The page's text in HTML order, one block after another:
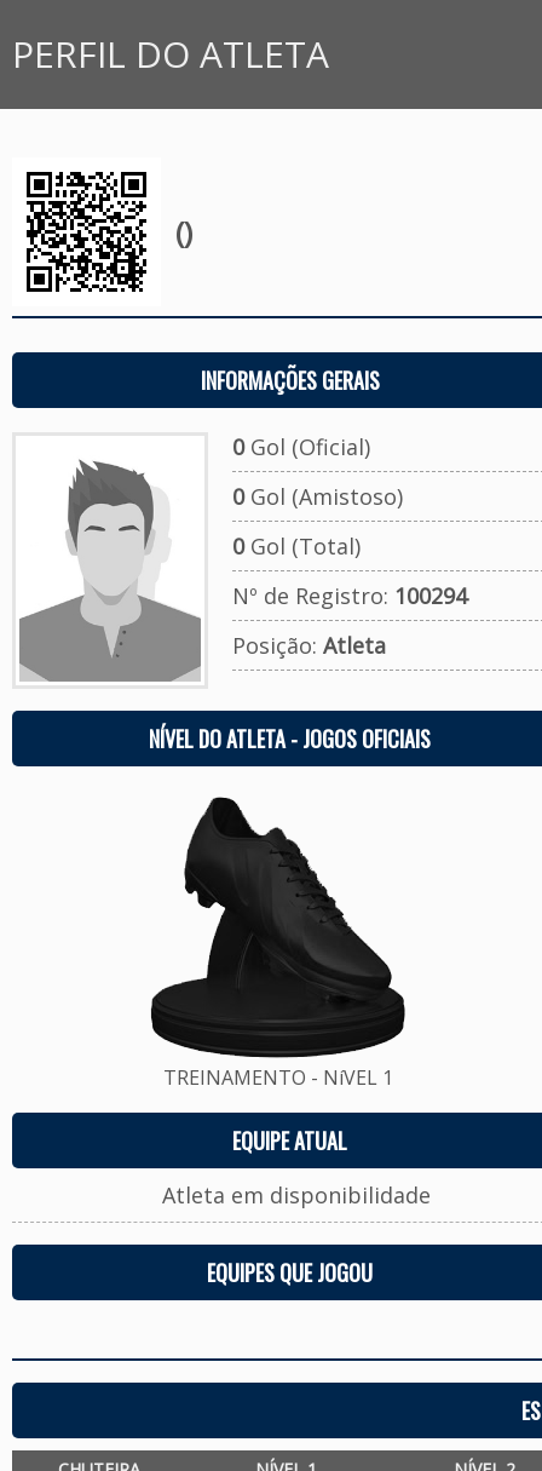
PERFIL DO ATLETA
()
INFORMAÇÕES GERAIS
0Gol (Oficial)
0Gol (Amistoso)
0Gol (Total)
Nº de Registro: 100294
Posição: Atleta
NÍVEL DO ATLETA - JOGOS OFICIAIS
TREINAMENTO - NíVEL 1
EQUIPE ATUAL
Atleta em disponibilidade
EQUIPES QUE JOGOU